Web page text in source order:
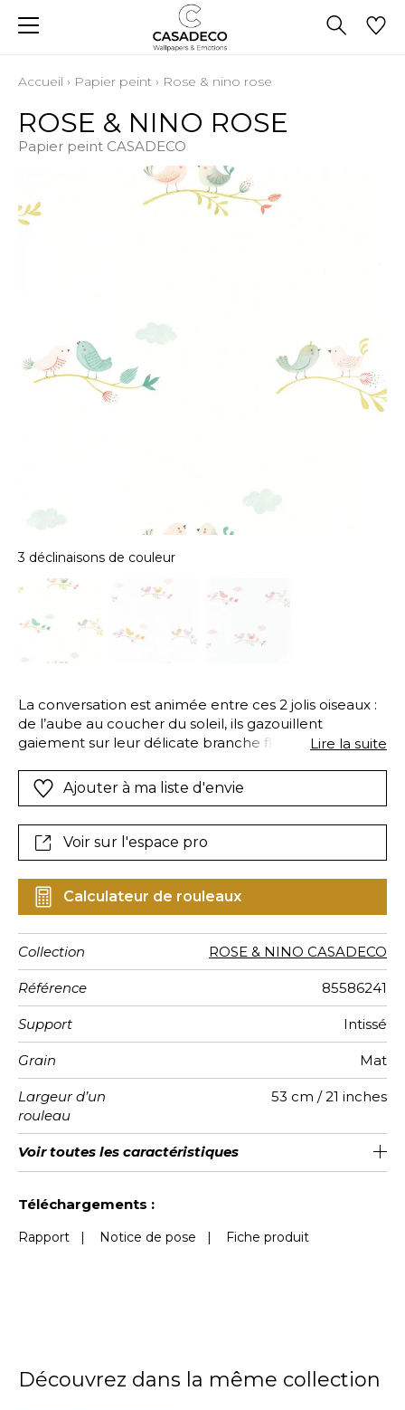
Accueil › Papier peint › Rose & nino rose
ROSE & NINO ROSE
Papier peint CASADECO
3 déclinaisons de couleur
La conversation est animée entre ces 2 jolis oiseaux :
de l’aube au coucher du soleil, ils gazouillent
gaiement sur leur délicate branche fleurie. 3 frises
jaune, permettent de personnaliser la mise en scène.
Lire la suite
Ajouter à ma liste d'envie
Voir sur l'espace pro
Calculateur de rouleaux
Collection ROSE & NINO CASADECO
Référence 85586241
Support Intissé
Grain Mat
Largeur d’un
rouleau
53 cm / 21 inches
Longueur
Vendu au rouleau de 10.05m / 11
yards
Raccord Raccord sauté 1/2
Rapport
Vertical
53cm / 21 pouces
Poids g/m² 150
Entretien Lavable
Pose colle Encollage du mur
Dépose Arrachage à sec
Norme COV A+
Norme
euroclass
C-s1, d0
Voir toutes les caractéristiques
Téléchargements :
Rapport | Notice de pose | Fiche produit
Découvrez dans la même collection